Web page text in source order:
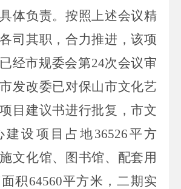
体负责。按照上述会议精
司其职，合力推进，该项
经市规委会第24次会议审
发改委已对保山市文化艺
目建议书进行批复，市文
建设项目占地36526平方
文化馆、图书馆、配套用
积64560平方米，二期实